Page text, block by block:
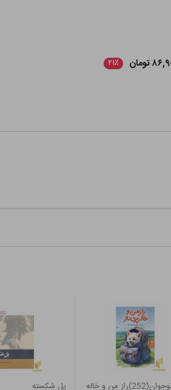
تومان ۲۱٪
رمان نوجوان(252)راز من و خاله
پل شکسته